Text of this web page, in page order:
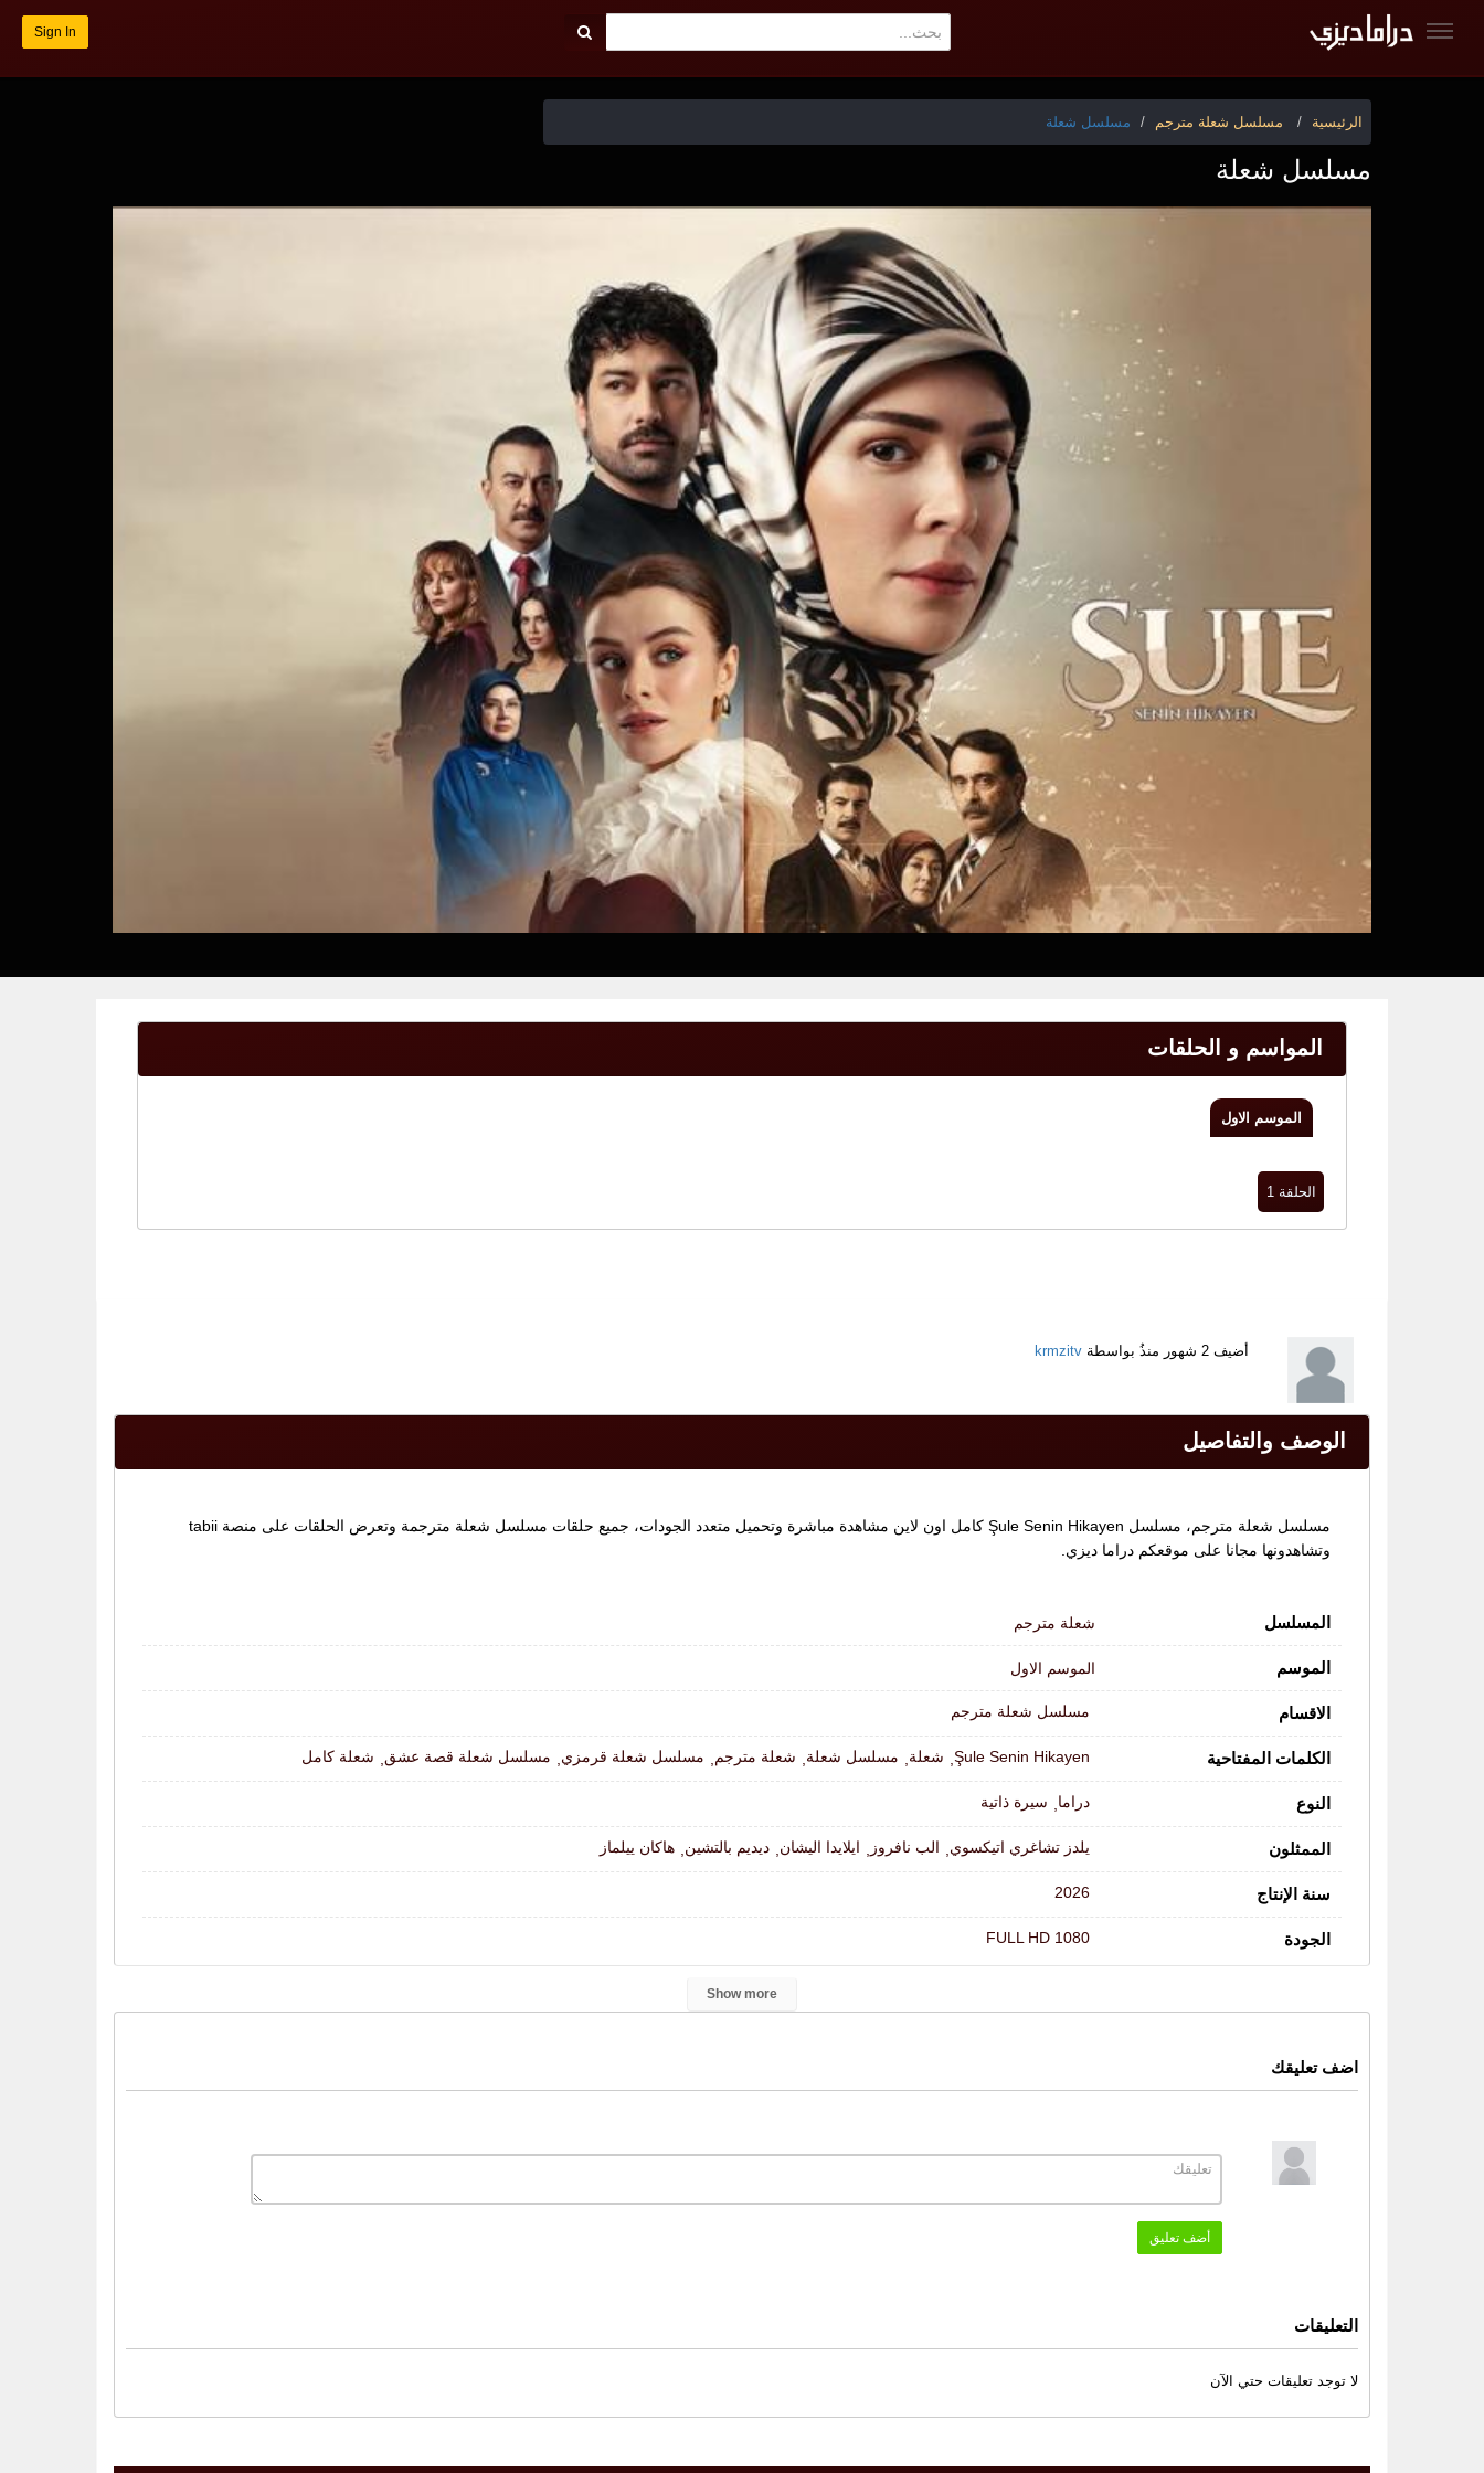
Sign In
الرئيسية مسلسل شعلة مترجم مسلسل شعلة
مسلسل شعلة
المواسم و الحلقات
الموسم الاول
الحلقة 1
أضيف 2 شهور منذُ بواسطة krmzitv
الوصف والتفاصيل
مسلسل شعلة مترجم، مسلسل Şule Senin Hikayen كامل اون لاين مشاهدة مباشرة وتحميل متعدد الجودات، جميع حلقات مسلسل شعلة مترجمة وتعرض الحلقات على منصة tabii
وتشاهدونها مجانا على موقعكم دراما ديزي.
المسلسل شعلة مترجم
الموسم الموسم الاول
الاقسام مسلسل شعلة مترجم
الكلمات المفتاحية Şule Senin Hikayen
, شعلة, مسلسل شعلة, شعلة مترجم, مسلسل شعلة قرمزي, مسلسل شعلة قصة عشق, شعلة كامل
النوع دراما, سيرة ذاتية
الممثلون يلدز تشاغري اتيكسوي, الب نافروز , ايلايدا اليشان, ديديم بالتشين, هاكان ييلماز
سنة الإنتاج 2026
الجودة FULL HD 1080
Show more
اضف تعليقك
أضف تعليق
التعليقات
لا توجد تعليقات حتي الآن